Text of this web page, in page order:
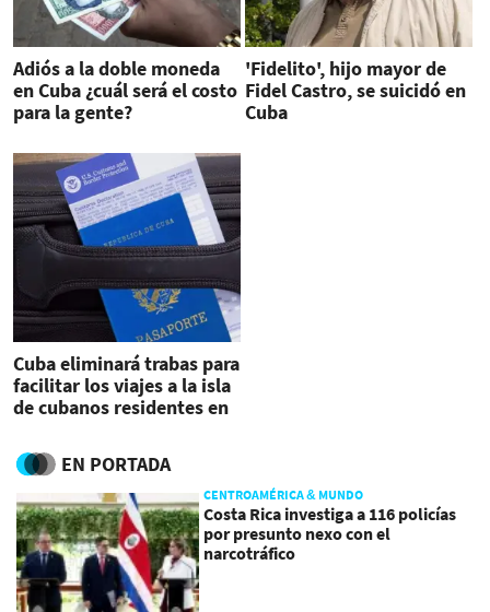
Adiós a la doble moneda
en Cuba ¿cuál será el costo
para la gente?
'Fidelito', hijo mayor de
Fidel Castro, se suicidó en
Cuba
Cuba eliminará trabas para
facilitar los viajes a la isla
de cubanos residentes en
EN PORTADA
CENTROAMÉRICA & MUNDO
Costa Rica investiga a 116 policías
por presunto nexo con el
narcotráfico